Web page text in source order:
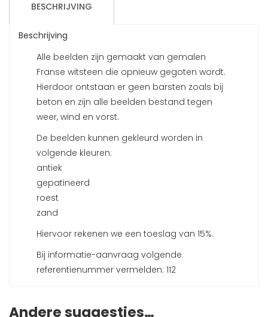
BESCHRIJVING
Beschrijving
Alle beelden zijn gemaakt van gemalen
Franse witsteen die opnieuw gegoten wordt.
Hierdoor ontstaan er geen barsten zoals bij
beton en zijn alle beelden bestand tegen
weer, wind en vorst.
De beelden kunnen gekleurd worden in
volgende kleuren:
antiek
gepatineerd
roest
zand
Hiervoor rekenen we een toeslag van 15%.
Bij informatie-aanvraag volgende
referentienummer vermelden: 112
Andere suggesties…